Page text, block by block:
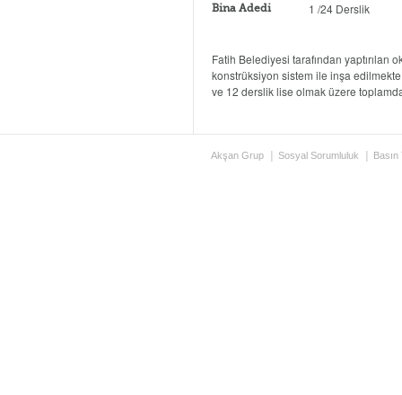
Bina Adedi 1 /24 Derslik
Fatih Belediyesi tarafından yaptırılan
konstrüksiyon sistem ile inşa
ve 12 derslik lise olmak üzere
Akşan Grup Sosyal Sorumluluk Basın